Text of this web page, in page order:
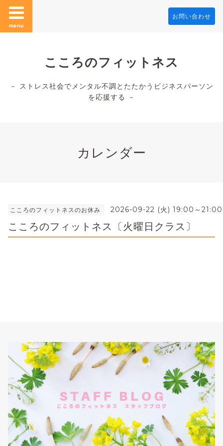
menu
お問い合わせ
こころのフィットネス
－ ストレス社会でメンタル不調とたたかうビジネスパーソン
を応援する －
カレンダー
こころのフィットネスのお休み 2026-09-22 (火) 19:00～21:00
こころのフィットネス〔火曜日クラス〕